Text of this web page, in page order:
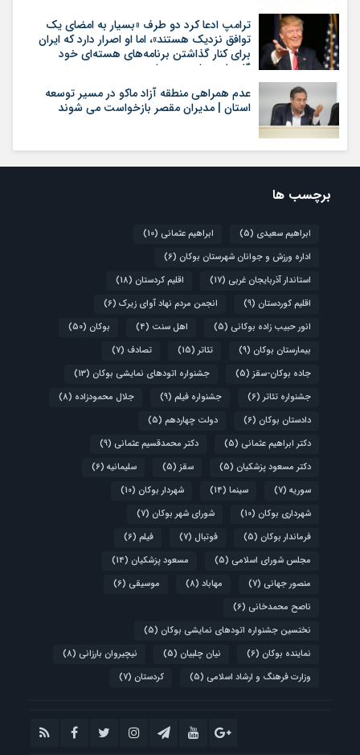
ترامپ ادعا کرد دو طرف «بسیار به امضای یک
توافق نزدیک هستند»، اما او اصرار دارد که ایران
برای کنار گذاشتن برنامه‌های هسته‌ای خود
گام‌های بیشتری بردارد
عدم همراهی منطقه آزاد ماکو در مسیر توسعه
استان | مدیران مقصر بازخواست می شوند
برچسب ها
ابراهیم سعیدی (5) ابراهیم عثمانی (10)
اداره ورزش و جوانان شهرستان بوکان (6)
استاندار آذربایجان غربی (17) اقلیم کردستان (18)
اقلیم کوردستان (9) انجمن مردم نهاد آوای زیرک (6)
انور حبیب زاده بوکانی (5) اهل سنت (4) بوکان (50)
بیمارستان بوکان (9) تئاتر (15) تصادف (7)
جاده بوکان-سقز (5) جشنواره اتودهای نمایشی بوکان (13)
جشنواره تئاتر (6) جشنواره فیلم (9) جلال محمودزاده (8)
دادستان بوکان (6) دولت چهاردهم (5)
دکتر ابراهیم عثمانی (5) دکتر محمدقسیم عثمانی (9)
دکتر مسعود پزشکیان (5) سقز (5) سلیمانیه (6)
سوریه (7) سینما (14) شهردار بوکان (10)
شهرداری بوکان (10) شورای شهر بوکان (7)
فرماندار بوکان (5) فوتبال (7) فیلم (6)
مجلس شورای اسلامی (5) مسعود پزشکیان (14)
منصور جهانی (7) مهاباد (8) موسیقی (6)
ناصح محمدخانی (6)
نختسین جشنواره اتودهای نمایشی بوکان (5)
نماینده بوکان (6) نیان چلبیان (5) نیچیروان بارزانی (8)
وزارت فرهنگ و ارشاد اسلامی (5) کردستان (7)